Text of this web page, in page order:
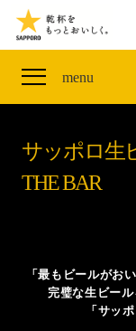
menu
THE PERFECT
THE
ザ・パーフェク
「満天☆青空
山本由伸選手応
YOSHINOBU」
黒ラベル×『エ
サッポロ生ビー
「丸くなるな
サッポロ生ビー
オカズデザイ
ザ・パーフェ
サッポロ生ビー
ザ・パーフェ
CLUB 黒ラベル
サッポロ生
THE BAR
「最もビールがお
完璧な生ビー
「サッ